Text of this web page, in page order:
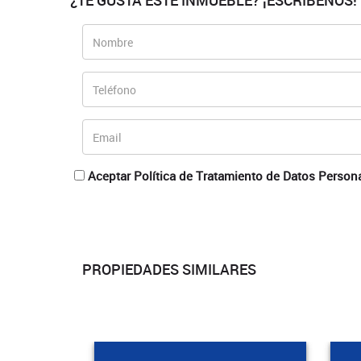
Aceptar Política de Tratamiento de Datos
PROPIEDADES SIMILARES